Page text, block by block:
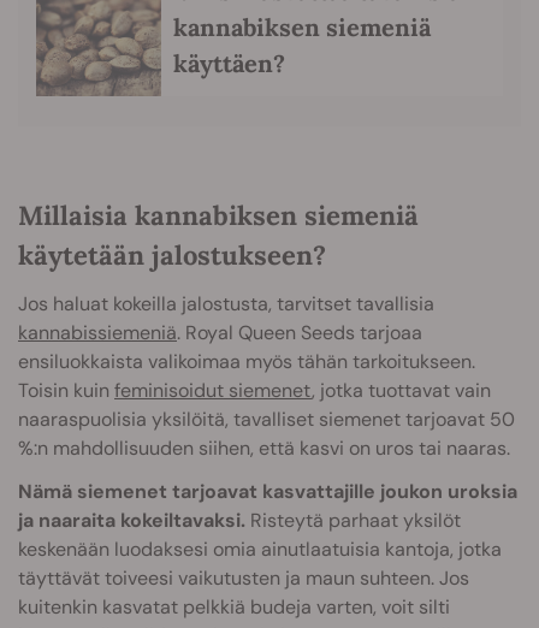
kannabiksen siemeniä
käyttäen?
Millaisia kannabiksen siemeniä
käytetään jalostukseen?
Jos haluat kokeilla jalostusta, tarvitset tavallisia
kannabissiemeniä. Royal Queen Seeds tarjoaa
ensiluokkaista valikoimaa myös tähän tarkoitukseen.
Toisin kuin feminisoidut siemenet, jotka tuottavat vain
naaraspuolisia yksilöitä, tavalliset siemenet tarjoavat 50
%:n mahdollisuuden siihen, että kasvi on uros tai naaras.
Nämä siemenet tarjoavat kasvattajille joukon uroksia
ja naaraita kokeiltavaksi. Risteytä parhaat yksilöt
keskenään luodaksesi omia ainutlaatuisia kantoja, jotka
täyttävät toiveesi vaikutusten ja maun suhteen. Jos
kuitenkin kasvatat pelkkiä budeja varten, voit silti